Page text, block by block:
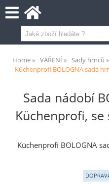
Home VAŘENÍ Sady hrnců
Küchenprofi BOLOGNA sada
Sada nádobí
Küchenprofi,
Küchenprofi BOLOGNA